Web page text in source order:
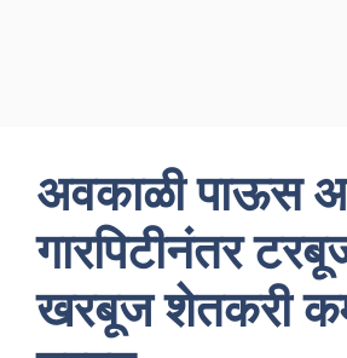
अवकाळी पाऊस
गारपिटीनंतर
खरबूज शेतकरी